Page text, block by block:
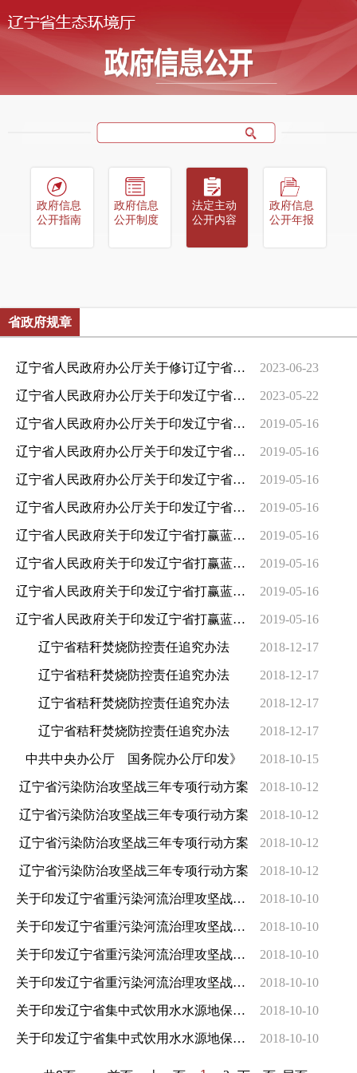
政府信息
公开指南
政府信息
公开制度
法定主动
公开内容
政府信息
公开年报
省政府规章
辽宁省人民政府办公厅关于修订辽宁省海上船舶污染事故应急预案的通知 2023-06-23
辽宁省人民政府办公厅关于印发辽宁省新污染物治理工作方案的通知 2023-05-22
辽宁省人民政府办公厅关于印发辽宁省渤海综合治理攻坚战实施方案的通知 2019-05-16
辽宁省人民政府办公厅关于印发辽宁省渤海综合治理攻坚战实施方案的通知 2019-05-16
辽宁省人民政府办公厅关于印发辽宁省渤海综合治理攻坚战实施方案的通知 2019-05-16
辽宁省人民政府办公厅关于印发辽宁省渤海综合治理攻坚战实施方案的通知 2019-05-16
辽宁省人民政府关于印发辽宁省打赢蓝天保卫战三年行动方案（2018—2020年）... 2019-05-16
辽宁省人民政府关于印发辽宁省打赢蓝天保卫战三年行动方案（2018—2020年）... 2019-05-16
辽宁省人民政府关于印发辽宁省打赢蓝天保卫战三年行动方案（2018—2020年）... 2019-05-16
辽宁省人民政府关于印发辽宁省打赢蓝天保卫战三年行动方案（2018—2020年）... 2019-05-16
辽宁省秸秆焚烧防控责任追究办法 2018-12-17
辽宁省秸秆焚烧防控责任追究办法 2018-12-17
辽宁省秸秆焚烧防控责任追究办法 2018-12-17
辽宁省秸秆焚烧防控责任追究办法 2018-12-17
中共中央办公厅 国务院办公厅印发》 2018-10-15
辽宁省污染防治攻坚战三年专项行动方案 2018-10-12
辽宁省污染防治攻坚战三年专项行动方案 2018-10-12
辽宁省污染防治攻坚战三年专项行动方案 2018-10-12
辽宁省污染防治攻坚战三年专项行动方案 2018-10-12
关于印发辽宁省重污染河流治理攻坚战实施方案的通知 2018-10-10
关于印发辽宁省重污染河流治理攻坚战实施方案的通知 2018-10-10
关于印发辽宁省重污染河流治理攻坚战实施方案的通知 2018-10-10
关于印发辽宁省重污染河流治理攻坚战实施方案的通知 2018-10-10
关于印发辽宁省集中式饮用水水源地保护攻坚战实施方案的通知 2018-10-10
关于印发辽宁省集中式饮用水水源地保护攻坚战实施方案的通知 2018-10-10